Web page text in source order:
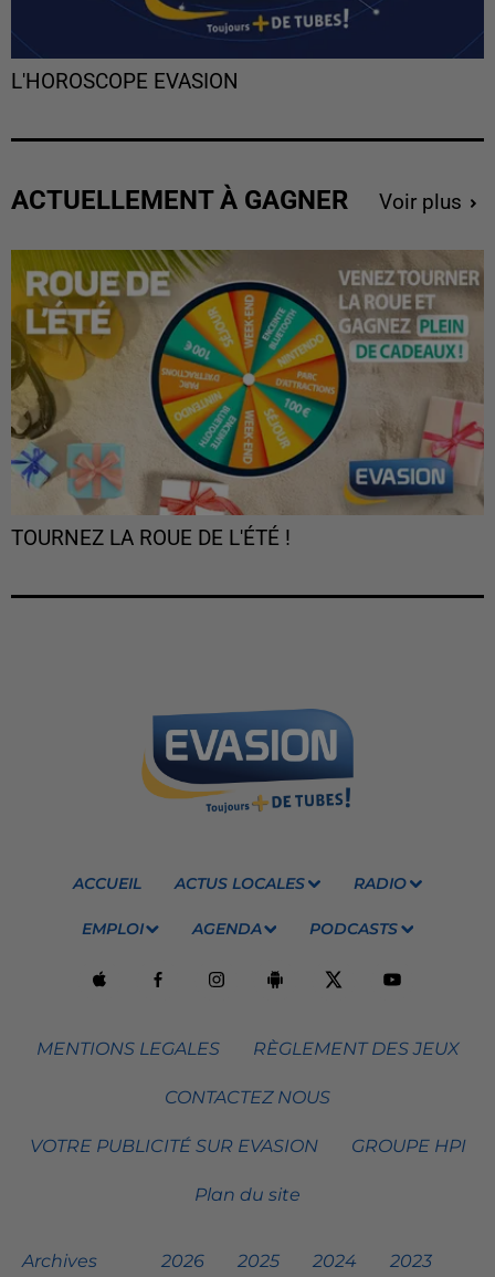
L'HOROSCOPE EVASION
ACTUELLEMENT À GAGNER Voir plus
TOURNEZ LA ROUE DE L'ÉTÉ !
ACCUEIL ACTUS LOCALES RADIO
EMPLOI AGENDA PODCASTS
MENTIONS LEGALES RÈGLEMENT DES JEUX
CONTACTEZ NOUS
VOTRE PUBLICITÉ SUR EVASION GROUPE HPI
Plan du site
Archives 2026 2025 2024 2023